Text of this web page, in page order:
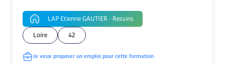
LAP Etienne GAUTIER - Ressins
Loire 42
Je veux proposer un emploi pour cette formation